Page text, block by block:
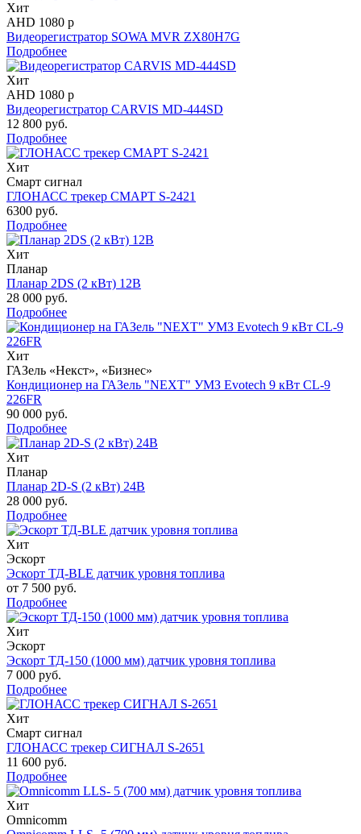
Хит
AHD 1080 p
Видеорегистратор SOWA MVR ZX80H7G
Подробнее
Хит
AHD 1080 p
Видеорегистратор CARVIS MD-444SD
12 800 руб.
Подробнее
Хит
Смарт сигнал
ГЛОНАСС трекер СМАРТ S-2421
6300 руб.
Подробнее
Хит
Планар
Планар 2DS (2 кВт) 12В
28 000 руб.
Подробнее
Хит
ГАЗель «Некст», «Бизнес»
Кондиционер на ГАЗель "NEXT" УМЗ Evotech 9 кВт CL-9
226FR
90 000 руб.
Подробнее
Хит
Планар
Планар 2D-S (2 кВт) 24В
28 000 руб.
Подробнее
Хит
Эскорт
Эскорт ТД-BLE датчик уровня топлива
от 7 500 руб.
Подробнее
Хит
Эскорт
Эскорт ТД-150 (1000 мм) датчик уровня топлива
7 000 руб.
Подробнее
Хит
Смарт сигнал
ГЛОНАСС трекер СИГНАЛ S-2651
11 600 руб.
Подробнее
Хит
Omnicomm